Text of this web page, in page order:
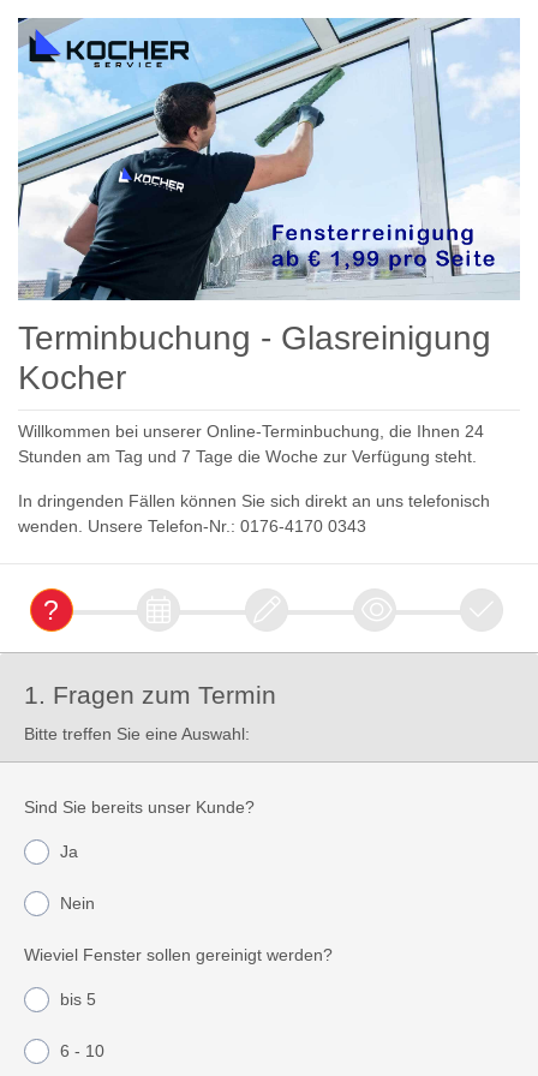
Terminbuchung - Glasreinigung
Kocher
Willkommen bei unserer Online-Terminbuchung, die Ihnen 24
Stunden am Tag und 7 Tage die Woche zur Verfügung steht.
In dringenden Fällen können Sie sich direkt an uns telefonisch
wenden. Unsere Telefon-Nr.: 0176-4170 0343
1. Fragen zum Termin
Bitte treffen Sie eine Auswahl:
Sind Sie bereits unser Kunde?
Ja
Nein
Wieviel Fenster sollen gereinigt werden?
bis 5
6 - 10